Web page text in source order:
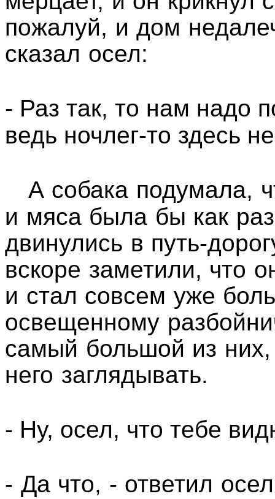
пожалуй, и дом
сказал осел:
- Раз так, то нам надо
ведь ночлег-то здесь
А собака подумала,
и мяса была бы как
двинулись в путь-
вскоре заметили, что
и стал совсем уже
освещенному
самый большой из
него заглядывать.
- Ну, осел, что тебе
- Да что, - ответил